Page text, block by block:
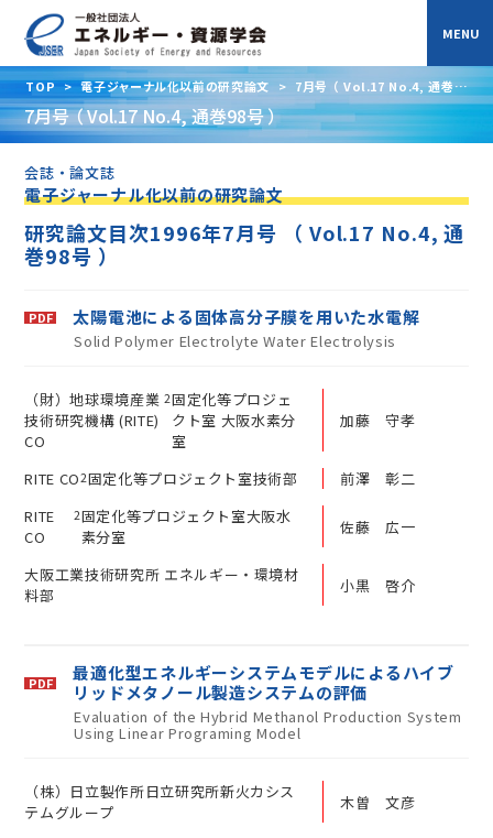
TOP > 電子ジャーナル化以前の研究論文 > 7月号 （ Vol.17 No.4, 通巻
98号 ）
7月号 （ Vol.17 No.4, 通巻98号 ）
会誌・論文誌
電子ジャーナル化以前の研究論文
研究論文目次1996年7月号 （ Vol.17 No.4, 通
巻98号 ）
太陽電池による固体高分子膜を用いた水電解
Solid Polymer Electrolyte Water Electrolysis
（財）地球環境産業
技術研究機構 (RITE)
CO
2固定化等プロジェ
クト室 大阪水素分
室
加藤 守孝
RITE CO2固定化等プロジェクト室技術部
前澤 彰二
RITE
CO
2固定化等プロジェクト室大阪水
素分室
佐藤 広一
大阪工業技術研究所 エネルギー・環境材
料部
小黒 啓介
最適化型エネルギーシステムモデルによるハイブ
リッドメタノール製造システムの評価
Evaluation of the Hybrid Methanol Production System
Using Linear Programing Model
（株）日立製作所日立研究所新火カシス
テムグループ
木曽 文彦